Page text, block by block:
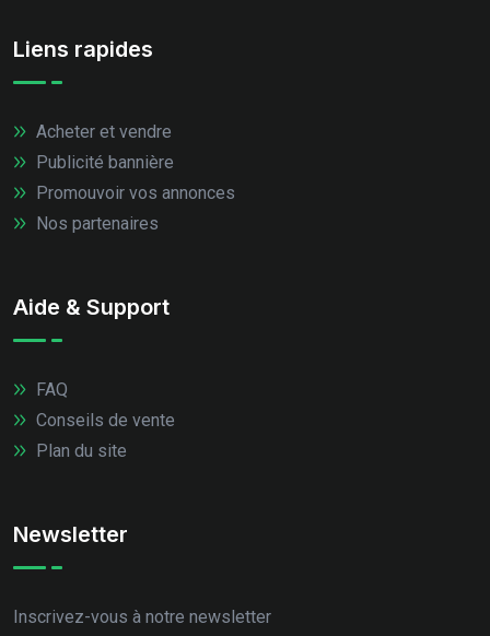
Liens rapides
Acheter et vendre
Publicité bannière
Promouvoir vos annonces
Nos partenaires
Aide & Support
FAQ
Conseils de vente
Plan du site
Newsletter
Inscrivez-vous à notre newsletter